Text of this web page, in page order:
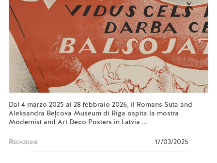
Dal 4 marzo 2025 al 28 febbraio 2026, il Romans Suta and
Aleksandra Beļcova Museum di Riga ospita la mostra
Modernist and Art Deco Posters in Latvia ...
Redazione 17/03/2025